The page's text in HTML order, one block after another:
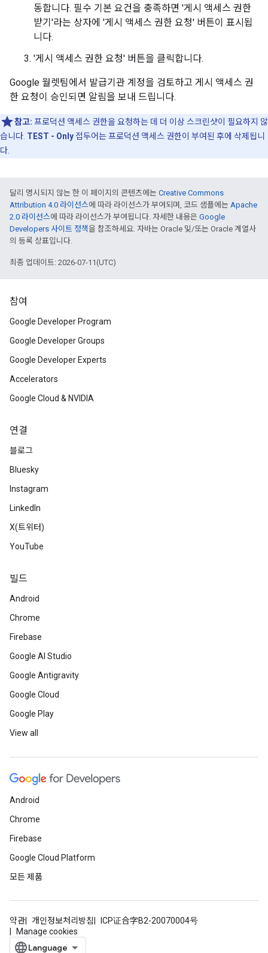
동합니다. 필수 기본 요건을 충족하면 '게시 액세스 권한
받기'라는 상자에 '게시 액세스 권한 요청' 버튼이 표시됩
니다.
'게시 액세스 권한 요청' 버튼을 클릭합니다.
Google 월렛팀에서 발급기관 계정을 검토하고 게시 액세스 권
한 요청이 승인되면 알림을 보내 드립니다.
참고: 프로덕션 액세스 권한을 요청하는 데 더 이상 스크린샷이 필요하지 않
습니다. TEST - Only 접두어는 프로덕션 액세스 권한이 부여된 후에 삭제됩니
다.
달리 명시되지 않는 한 이 페이지의 콘텐츠에는 Creative Commons
Attribution 4.0 라이선스에 따라 라이선스가 부여되며, 코드 샘플에는 Apache
2.0 라이선스에 따라 라이선스가 부여됩니다. 자세한 내용은 Google
Developers 사이트 정책을 참조하세요. 자바는 Oracle 및/또는 Oracle 계열사
의 등록 상표입니다.
최종 업데이트: 2026-07-11(UTC)
참여
Google Developer Program
Google Developer Groups
Google Developer Experts
Accelerators
Google Cloud & NVIDIA
연결
블로그
Bluesky
Instagram
LinkedIn
X(트위터)
YouTube
빌드
Android
Chrome
Firebase
Google AI Studio
Google Antigravity
Google Cloud
Google Play
View all
Android
Chrome
Firebase
Google Cloud Platform
모든 제품
약관 개인정보처리방침
ICP证合字B2-20070004号
Manage cookies